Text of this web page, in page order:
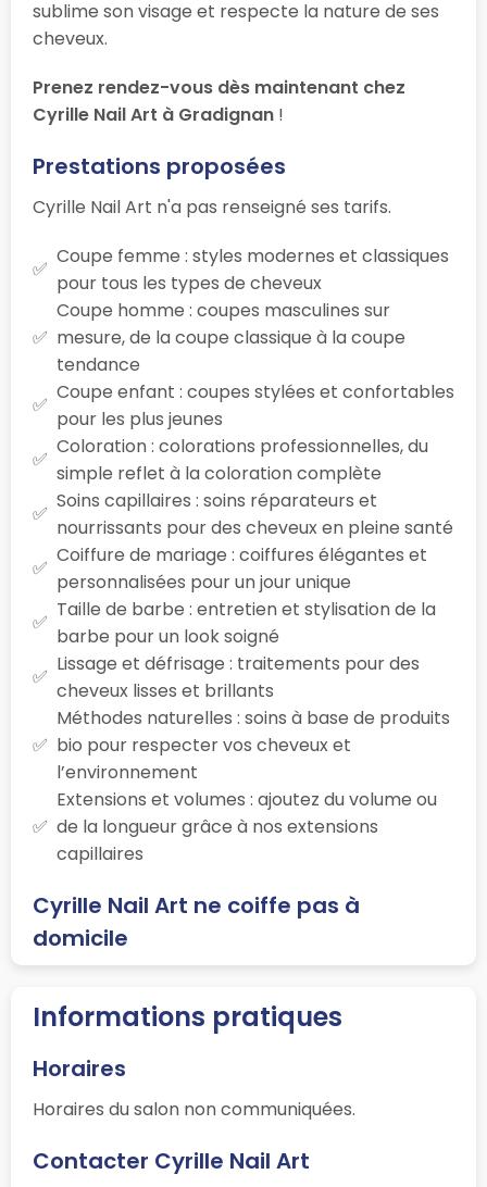
sublime son visage et respecte la nature de ses
cheveux.
Prenez rendez-vous dès maintenant chez
Cyrille Nail Art à Gradignan !
Prestations proposées
Cyrille Nail Art n'a pas renseigné ses tarifs.
Coupe femme : styles modernes et classiques
pour tous les types de cheveux
Coupe homme : coupes masculines sur
mesure, de la coupe classique à la coupe
tendance
Coupe enfant : coupes stylées et confortables
pour les plus jeunes
Coloration : colorations professionnelles, du
simple reflet à la coloration complète
Soins capillaires : soins réparateurs et
nourrissants pour des cheveux en pleine santé
Coiffure de mariage : coiffures élégantes et
personnalisées pour un jour unique
Taille de barbe : entretien et stylisation de la
barbe pour un look soigné
Lissage et défrisage : traitements pour des
cheveux lisses et brillants
Méthodes naturelles : soins à base de produits
bio pour respecter vos cheveux et
l’environnement
Extensions et volumes : ajoutez du volume ou
de la longueur grâce à nos extensions
capillaires
Cyrille Nail Art ne coiffe pas à
domicile
Informations pratiques
Horaires
Horaires du salon non communiquées.
Contacter Cyrille Nail Art